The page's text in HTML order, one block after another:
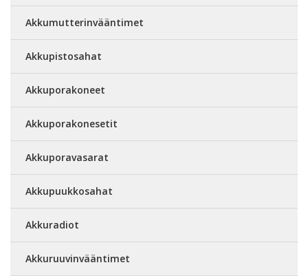
Akkumutterinvääntimet
Akkupistosahat
Akkuporakoneet
Akkuporakonesetit
Akkuporavasarat
Akkupuukkosahat
Akkuradiot
Akkuruuvinvääntimet